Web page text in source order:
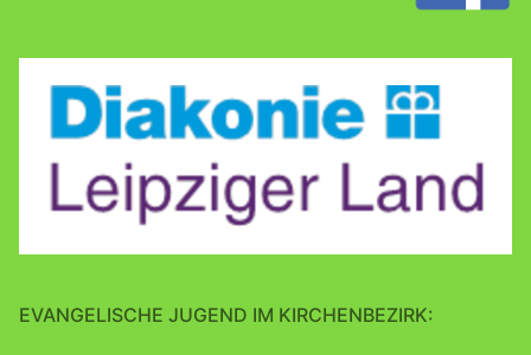
EVANGELISCHE JUGEND IM KIRCHENBEZIRK: